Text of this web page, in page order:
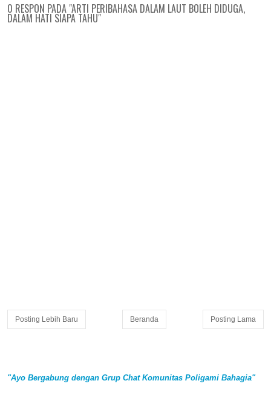
0 RESPON PADA "ARTI PERIBAHASA DALAM LAUT BOLEH DIDUGA,
DALAM HATI SIAPA TAHU"
Posting Lebih Baru Posting Lama
Beranda
"Ayo Bergabung dengan Grup Chat Komunitas Poligami Bahagia"